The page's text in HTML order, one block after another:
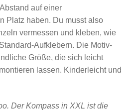
auf einer
Platz haben. Du musst also
vermessen und kleben, wie
Aufklebern. Die Motiv-
Größe, die sich leicht
lassen. Kinderleicht und
Der Kompass in XXL ist die